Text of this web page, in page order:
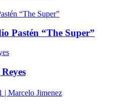
Pastén “The Super”